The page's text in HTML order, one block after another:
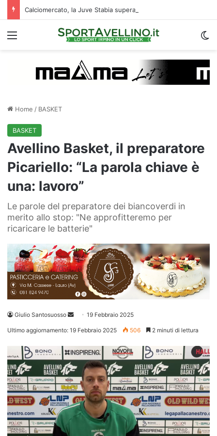
Menu
Home / BASKET
BASKET
Avellino Basket, il preparatore
Picariello: “La parola chiave è
una: lavoro”
Le parole del preparatore dei biancoverdi in
merito allo stop: "Ne approfitteremo per
ricaricare le batterie"
Giulio Santosuosso
Invia 19 Febbraio 2025
Ultimo aggiornamento: 19 Febbraio 2025 506 2 minuti di lettura